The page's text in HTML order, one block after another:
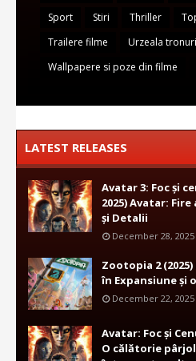
Sport
Stiri Thriller
Trailere filme
Urzeala
Wallpapere si poze din filme
LATEST RELEASES
Avatar 3: Foc și
2025) Avatar:
și Detalii
December 28, 2025
Zootopia 2
în Expansiune și
December 22, 2025
Avatar: Foc și
O călătorie